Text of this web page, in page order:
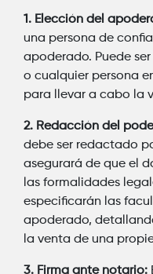
1. Elección del
una persona de
apoderado. Puede
o cualquier persona
para llevar a cabo la
2. Redacción del
debe ser redactado
asegurará de que el
las formalidades
especificarán las
apoderado,
la venta de una
3. Firma ante notario: